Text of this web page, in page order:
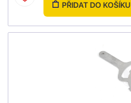
PŘIDAT DO KOŠÍKU